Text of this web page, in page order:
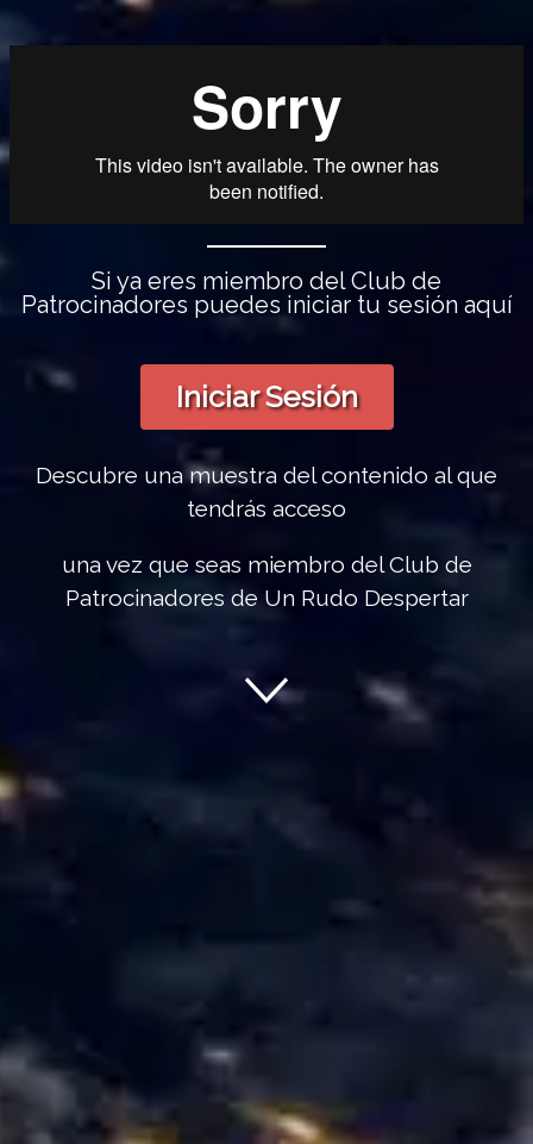
Si ya eres miembro del Club de
Patrocinadores puedes iniciar tu sesión aquí
Iniciar Sesión
Descubre una muestra del contenido al que
tendrás acceso
una vez que seas miembro del Club de
Patrocinadores de Un Rudo Despertar